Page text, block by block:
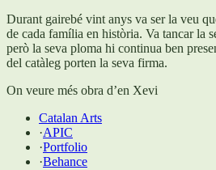
Durant gairebé vint anys va ser la veu
de cada família en història. Va tancar la
però la seva ploma hi continua ben
del catàleg porten la seva firma.
On veure més obra d’en Xevi
Catalan Arts
·APIC
·Portfolio
·Behance